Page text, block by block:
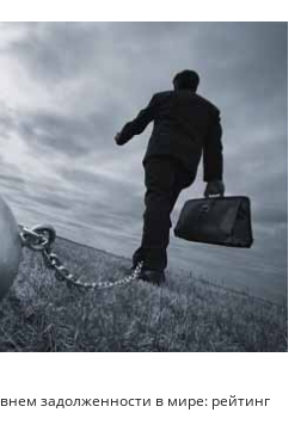
задолженности в мире: рейтинг